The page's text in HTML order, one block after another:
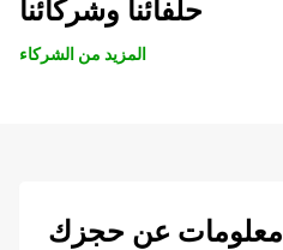
حلفائنا وشركائنا
المزيد من الشركاء
معلومات عن حجزك